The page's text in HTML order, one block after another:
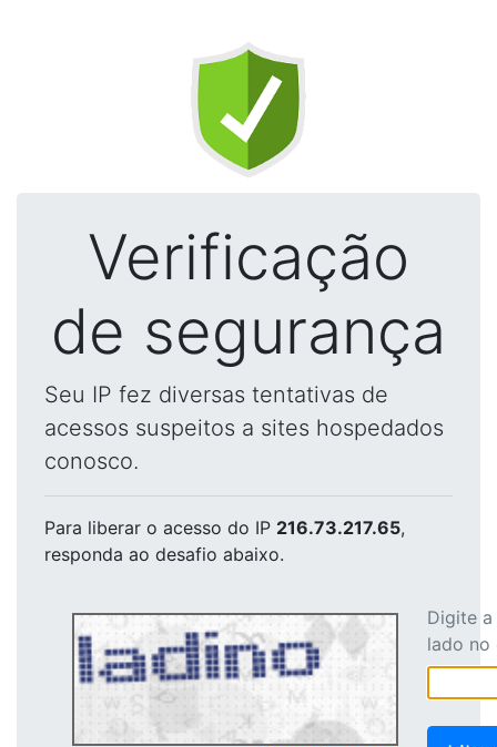
Verificação
de segurança
Seu IP fez diversas tentativas de
acessos suspeitos a sites hospedados
conosco.
Para liberar o acesso do IP 216.73.217.65,
responda ao desafio abaixo.
Digite
lado no